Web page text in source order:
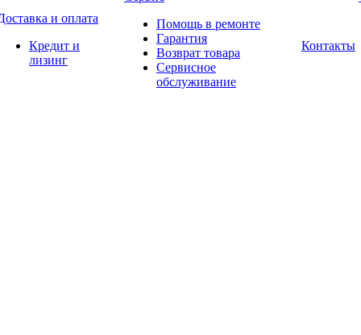
и оплата
Кредит и
лизинг
Помощь в ремонте
Гарантия
Возврат товара
Сервисное
обслуживание
Контакты